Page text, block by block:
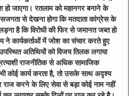
जाएगा। रतलाम को महानगर बनाने के
सजगता से देखना होगा कि मतदाता कांग्रेस के
है कि विरोधी की फिर से जमानत जब्त हो
ने कार्यकर्ताओं में जोश का संचार करते हुए
अतिथियों को विजय तिलक लगाया
राजनीतिक से अधिक सामाजिक
कोई कार्य करता है, तो उसके साथ अदृश्य
राज करने के लिए सेवा से बड़ा कोई नाम नहीं